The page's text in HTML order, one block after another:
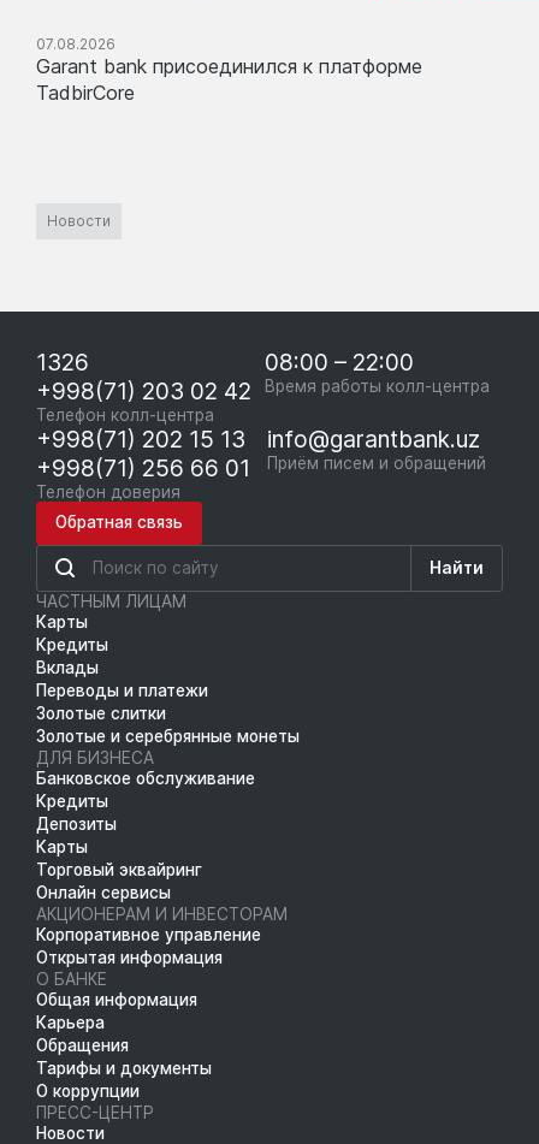
07.08.2026
Garant bank присоединился к платформе
TadbirCore
Новости
1326
+998(71) 203 02 42
Телефон колл-центра
08:00 – 22:00
Время работы колл-центра
+998(71) 202 15 13
+998(71) 256 66 01
Телефон доверия
info@garantbank.uz
Приём писем и обращений
Обратная связь
Найти
ЧАСТНЫМ ЛИЦАМ
Карты
Кредиты
Вклады
Переводы и платежи
Золотые слитки
Золотые и серебрянные монеты
ДЛЯ БИЗНЕСА
Банковское обслуживание
Кредиты
Депозиты
Карты
Торговый эквайринг
Онлайн сервисы
АКЦИОНЕРАМ И ИНВЕСТОРАМ
Корпоративное управление
Открытая информация
О БАНКЕ
Общая информация
Карьера
Обращения
Тарифы и документы
О коррупции
ПРЕСС-ЦЕНТР
Новости